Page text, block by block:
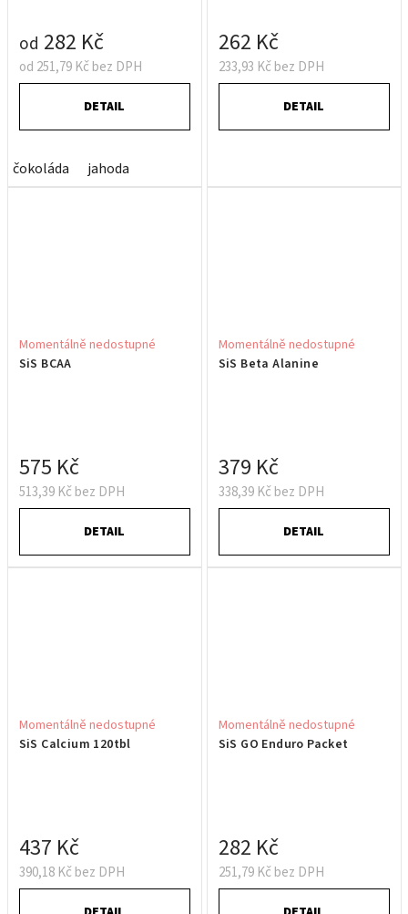
od 251,79 Kč bez DPH
od 282 Kč
DETAIL
čokoláda jahoda
233,93 Kč bez DPH
262 Kč
DETAIL
SiS BCAA
Momentálně nedostupné
513,39 Kč bez DPH
575 Kč
DETAIL
SiS Beta Alanine
Momentálně nedostupné
338,39 Kč bez DPH
379 Kč
DETAIL
SiS Calcium 120tbl
Momentálně nedostupné
390,18 Kč bez DPH
437 Kč
SiS GO Enduro Packet
Momentálně nedostupné
251,79 Kč bez DPH
282 Kč